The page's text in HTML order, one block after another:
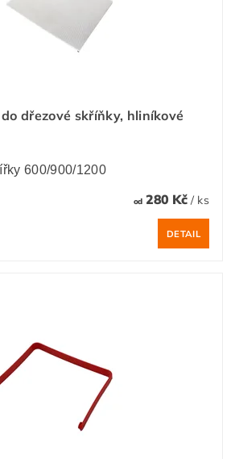
dřezové skříňky, hliníkové
600/900/1200
od280 Kč / ks
DETAIL